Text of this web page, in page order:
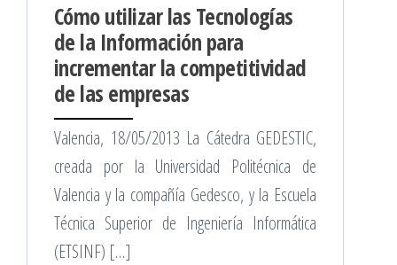
Cómo utilizar las Tecnologías
de la Información para
incrementar la competitividad
de las empresas
Valencia, 18/05/2013 La Cátedra GEDESTIC,
creada por la Universidad Politécnica de
Valencia y la compañía Gedesco, y la Escuela
Técnica Superior de Ingeniería Informática
(ETSINF) […]